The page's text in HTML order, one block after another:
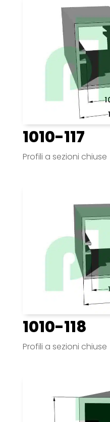
1010-117
Profili a sezioni chiuse
1010-118
Profili a sezioni chiuse